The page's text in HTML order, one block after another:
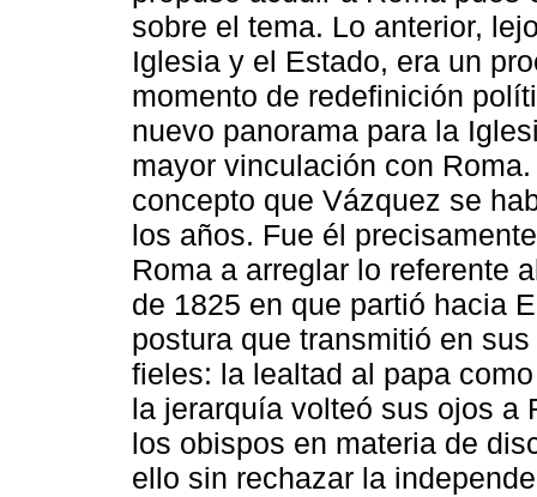
sobre el tema. Lo anterior,
Iglesia y el Estado, era un
momento de redefinición
nuevo panorama para la
mayor vinculación con
concepto que Vázquez se
los años. Fue él
Roma a arreglar lo referente
de 1825 en que partió hacia
postura que transmitió en
fieles: la lealtad al papa
la jerarquía volteó sus ojos a
los obispos en materia de
ello sin rechazar la